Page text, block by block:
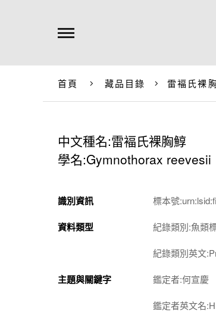
首頁 藏品目錄 雷褔氏裸
中文種名:雷褔氏裸胸鯙
學名:Gymnothorax reevesii
識別資訊 標本號
資料類型 紀錄類別:魚類
紀錄類別英文
主題與關鍵字 鑑定者:何宣慶
鑑定者英文名